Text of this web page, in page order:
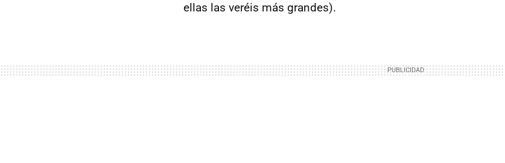
ellas las veréis más grandes).